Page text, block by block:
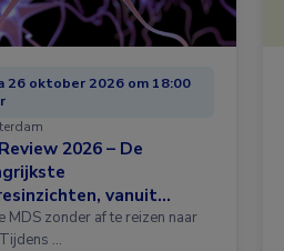
26 oktober 2026 om 18:00
2026 – De
vanuit
MDS zonder af te reizen naar
…